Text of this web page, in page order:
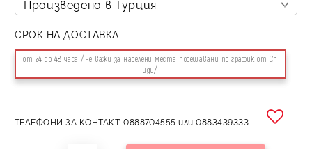
СРОК НА ДОСТАВКА:
от 24 до 48 часа /не важи за населени места посещавани по график от Сп
иди/
ТЕЛЕФОНИ ЗА КОНТАКТ: 0888704555 или 0883439333